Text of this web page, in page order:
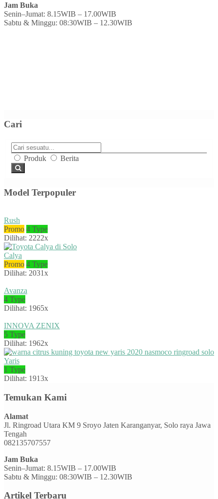
Jam Buka
Senin–Jumat: 8.15WIB – 17.00WIB
Sabtu & Minggu: 08:30WIB – 12.30WIB
Cari
Produk Berita
Model Terpopuler
Rush
Promo 4 Type
Dilihat: 2222x
Calya
Promo 4 Type
Dilihat: 2031x
Avanza
4 Type
Dilihat: 1965x
INNOVA ZENIX
5 Type
Dilihat: 1962x
Yaris
1 Type
Dilihat: 1913x
Temukan Kami
Alamat
Jl. Ringroad Utara KM 9 Sroyo Jaten Karanganyar, Solo raya Jawa
Tengah
082135707557
Jam Buka
Senin–Jumat: 8.15WIB – 17.00WIB
Sabtu & Minggu: 08:30WIB – 12.30WIB
Artikel Terbaru